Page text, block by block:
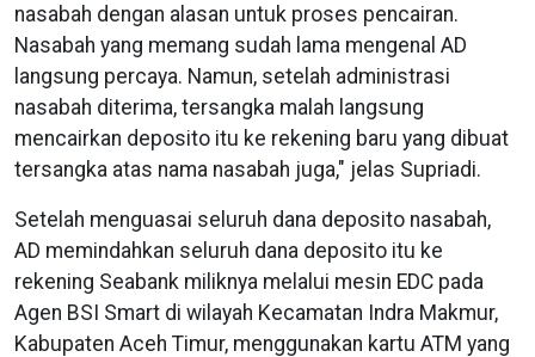
nasabah dengan alasan untuk proses pencairan.
Nasabah yang memang sudah lama mengenal AD
langsung percaya. Namun, setelah administrasi
nasabah diterima, tersangka malah langsung
mencairkan deposito itu ke rekening baru yang dibuat
tersangka atas nama nasabah juga," jelas Supriadi.
Setelah menguasai seluruh dana deposito nasabah,
AD memindahkan seluruh dana deposito itu ke
rekening Seabank miliknya melalui mesin EDC pada
Agen BSI Smart di wilayah Kecamatan Indra Makmur,
Kabupaten Aceh Timur, menggunakan kartu ATM yang